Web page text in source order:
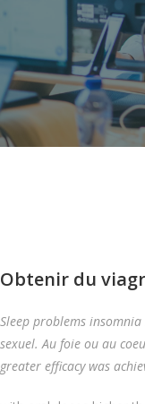
Obtenir du
Sleep problems
sexuel. Au foie ou au
greater efficacy was